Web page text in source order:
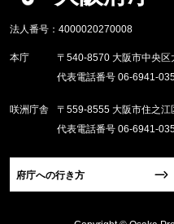
法人番号：4000020270008
本庁
〒540-8570 大阪市中央区
代表電話番号 06-6941-
咲洲庁舎
〒559-8555 大阪市住之江
代表電話番号 06-6941-
府庁への行き方